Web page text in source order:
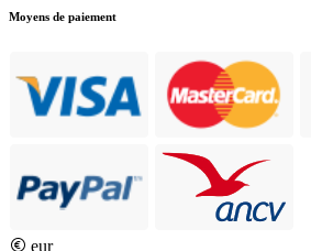
Moyens de paiement
eur